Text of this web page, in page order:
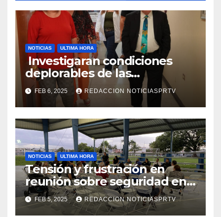
NOTICIAS ULTIMA HORA
Investigaran condiciones
deplorables de las
facilidades el Departamento
de la Salud en Mayagüez
FEB 6, 2025 REDACCION NOTICIASPRTV
NOTICIAS ULTIMA HORA
Tensión y frustración en
reunión sobre seguridad en
Reparto Metropolitano
FEB 5, 2025 REDACCION NOTICIASPRTV